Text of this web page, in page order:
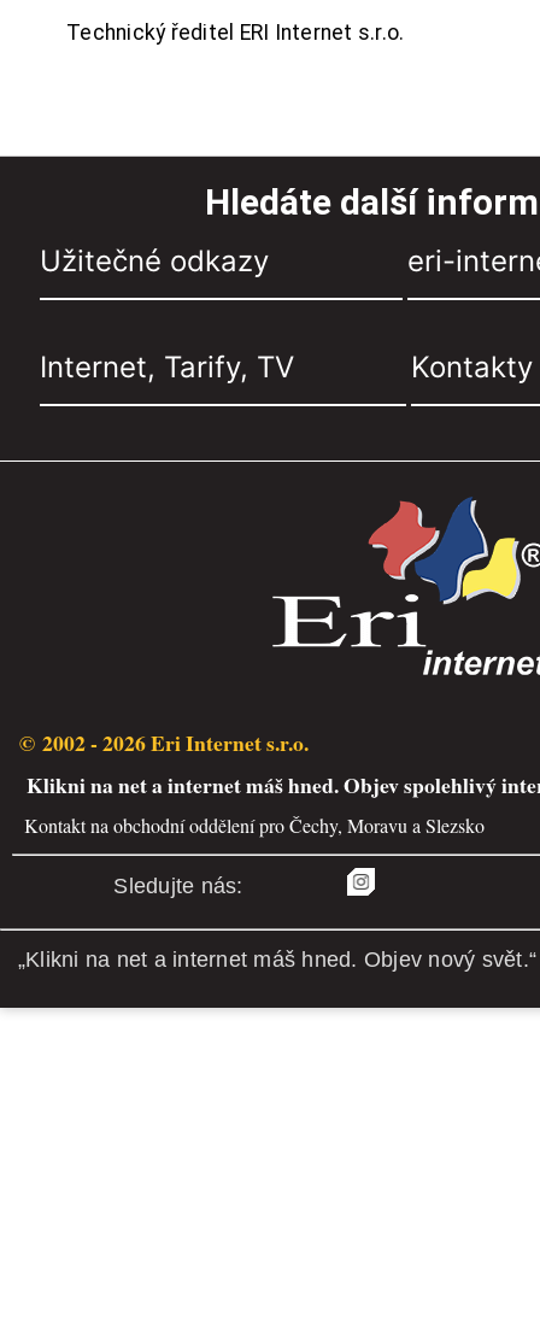
Technický ředitel ERI Internet s.r.o.
Hledáte další
Užitečné odkazy eri-
Internet, Tarify, TV Kontakty
© 2002 - 2026 Eri Internet s.r.o.
Klikni na net a internet máš hned. Objev spolehlivý
Kontakt na obchodní oddělení pro Čechy, Moravu a Slezsko
Sledujte nás:
„Klikni na net a internet máš hned. Objev nový svět.“